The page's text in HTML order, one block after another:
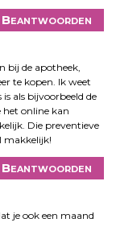
Beantwoorden
bij de apotheek,
te kopen. Ik weet
als bijvoorbeeld de
het online kan
Die preventieve
makkelijk!
Beantwoorden
je ook een maand